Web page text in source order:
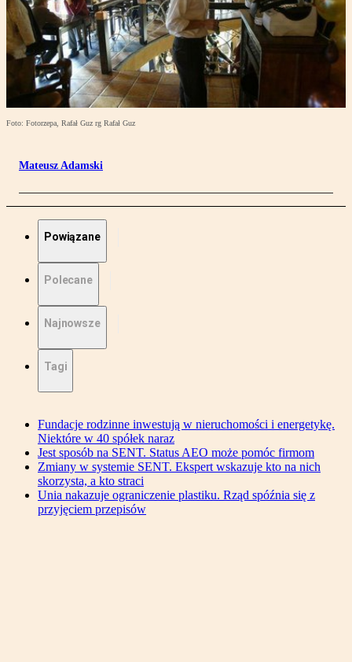
Foto: Fotorzepa, Rafał Guz rg Rafał Guz
Mateusz Adamski
Powiązane
Polecane
Najnowsze
Tagi
Fundacje rodzinne inwestują w nieruchomości i energetykę.
Niektóre w 40 spółek naraz
Jest sposób na SENT. Status AEO może pomóc firmom
Zmiany w systemie SENT. Ekspert wskazuje kto na nich
skorzysta, a kto straci
Unia nakazuje ograniczenie plastiku. Rząd spóźnia się z
przyjęciem przepisów